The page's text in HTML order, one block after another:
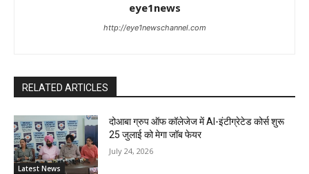
eye1news
http://eye1newschannel.com
RELATED ARTICLES
Latest News
दोआबा ग्रुप ऑफ कॉलेजेज में AI-इंटीग्रेटेड कोर्स शुरू
25 जुलाई को मेगा जॉब फेयर
July 24, 2026